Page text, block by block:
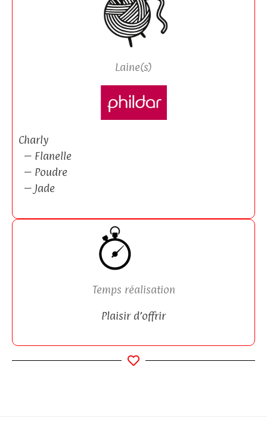
Laine(s)
Charly
– Flanelle
– Poudre
– Jade
Temps réalisation
Plaisir d’offrir